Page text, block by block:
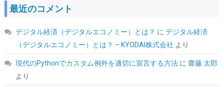
Western Digital ウエスタンデジタル 内蔵SSD 1TB WD Black
SN7100 (読取り最大 7,250MB/秒) M.2-2280 NVMe
( 546371 ) GBP 163.03 (2026-08-06 04:03 GMT +09:00 時点 -
こちら)
最近のコメント
デジタル経済（デジタルエコノミー）とは？ に デジタル経済
（デジタルエコノミー）とは？ – KYODAI株式会社 より
現代のPythonでカスタム例外を適切に宣言する方法に 齋藤 太郎
より